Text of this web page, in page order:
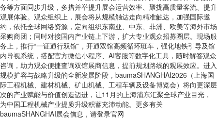
务等方面同步升级，多措并举提升展会运营效率、聚拢高质量客流、提升
观展体验。观众组织上，展会将从规模触达走向精准触达，加强国际邀
约，依托全球网络资源，定向组织东南亚、中东、非洲、欧美等海外市场
采购商团；同时对接国内产业链上下游，扩大专业观众招募圈层。现场服
务上，推行“一证通行双馆”，开通双馆高频循环班车，强化地铁引导及馆
内导视系统，搭配官方微信小程序、AI客服等数字化工具，随时解答观众
咨询，助力观众便捷查询双馆展商信息，提前规划路线的观展效应。进入
规模扩容与战略升级的全新发展阶段，baumaSHANGHAI2026（上海国
际工程机械、建材机械、矿山机械、工程车辆及设备博览会）将向更深层
次的产业赋能与价值创造迈进，让11月的上海浦东汇聚全球产业目光，
为中国工程机械产业提质升级积蓄充沛动能。更多有关
baumaSHANGHAI展会信息，请登录官网